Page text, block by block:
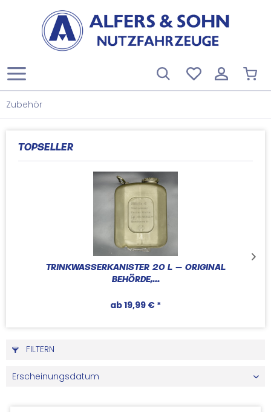
Zubehör
TOPSELLER
TRINKWASSERKANISTER 20 L – ORIGINAL
BEHÖRDE,...
ab 19,99 € *
FILTERN